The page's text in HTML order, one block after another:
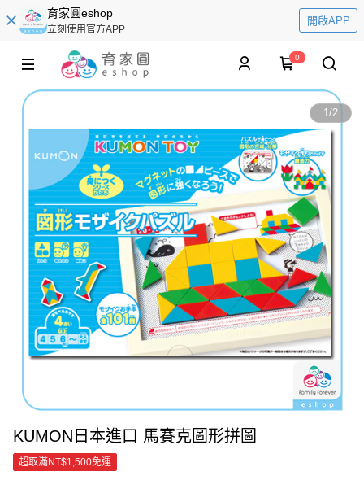
育家圓eshop
立刻使用官方APP
開啟APP
0
1/2
KUMON日本進口 馬賽克圖形拼圖
超取滿NT$1,500免運